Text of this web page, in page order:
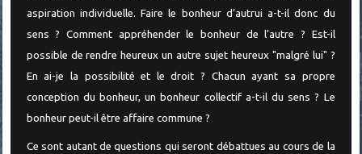
aspiration individuelle. Faire le bonheur d’autrui a-t-il donc du
sens ? Comment appréhender le bonheur de l’autre ? Est-il
possible de rendre heureux un autre sujet heureux "malgré lui" ?
En ai-je la possibilité et le droit ? Chacun ayant sa propre
conception du bonheur, un bonheur collectif a-t-il du sens ? Le
bonheur peut-il être affaire commune ?
Ce sont autant de questions qui seront débattues au cours de la